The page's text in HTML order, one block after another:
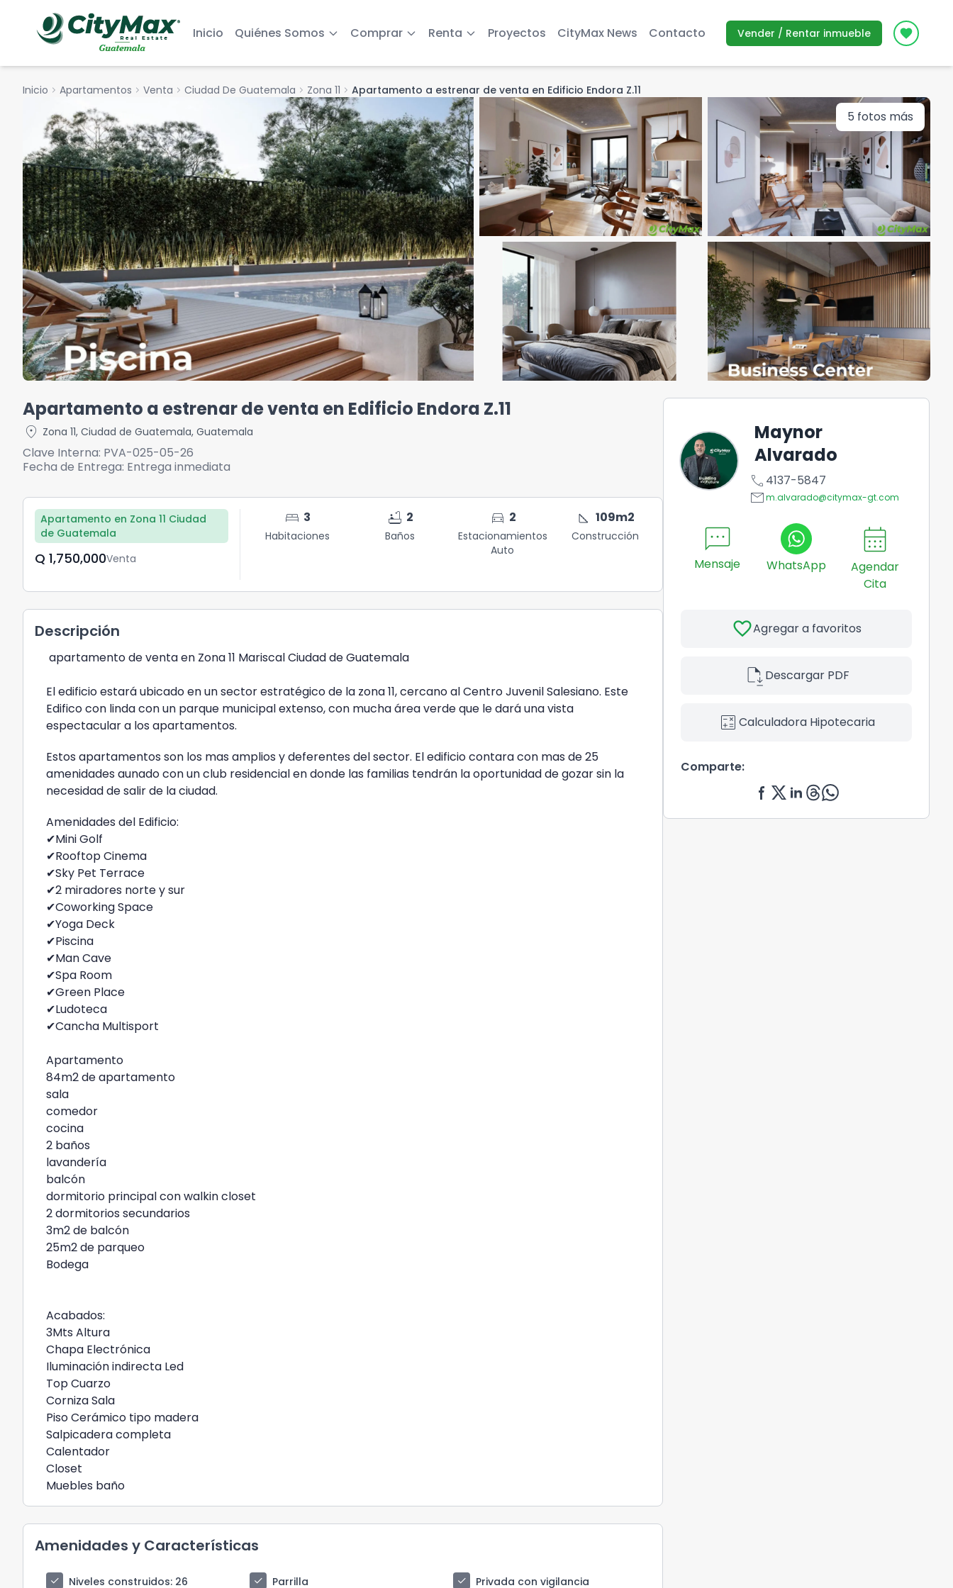
Inicio Quiénes Somos Comprar Renta Proyectos CityMax News Contacto Vender / Rentar inmueble Icon
Inicio chevron_right Apartamentos chevron_right Venta chevron_right Ciudad De Guatemala chevron_right Zona 11 chevron_right Apartamento a estrenar de venta en Edificio Endora Z.11
5 fotos más
Apartamento a estrenar de venta en Edificio Endora Z.11
location_on Zona 11, Ciudad de Guatemala, Guatemala
Clave Interna: PVA-025-05-26
Fecha de Entrega: Entrega inmediata
Apartamento en Zona 11 Ciudad
de Guatemala
Q	1,750,000Venta
bed 3
Habitaciones
bathtub 2
Baños
directions_car 2
Estacionamientos
Auto
square_foot 109m2
Construcción
Descripción
apartamento de venta en Zona 11 Mariscal Ciudad de Guatemala
El edificio estará ubicado en un sector estratégico de la zona 11, cercano al Centro Juvenil Salesiano. Este
Edifico con linda con un parque municipal extenso, con mucha área verde que le dará una vista
espectacular a los apartamentos.
Estos apartamentos son los mas amplios y deferentes del sector. El edificio contara con mas de 25
amenidades aunado con un club residencial en donde las familias tendrán la oportunidad de gozar sin la
necesidad de salir de la ciudad.
Amenidades del Edificio:
✔Mini Golf
✔Rooftop Cinema
✔Sky Pet Terrace
✔2 miradores norte y sur
✔Coworking Space
✔Yoga Deck
✔Piscina
✔Man Cave
✔Spa Room
✔Green Place
✔Ludoteca
✔Cancha Multisport
Apartamento
84m2 de apartamento
sala
comedor
cocina
2 baños
lavandería
balcón
dormitorio principal con walkin closet
2 dormitorios secundarios
3m2 de balcón
25m2 de parqueo
Bodega
Acabados:
3Mts Altura
Chapa Electrónica
Iluminación indirecta Led
Top Cuarzo
Corniza Sala
Piso Cerámico tipo madera
Salpicadera completa
Calentador
Closet
Muebles baño
Amenidades y Características
check Niveles construidos: 26 check Parrilla check Privada con vigilancia
Maynor
Alvarado
call 4137-5847
emailm.alvarado@citymax-gt.com
sms
Mensaje WhatsApp
calendar_month
Agendar
Cita
favoriteAgregar a favoritos
file_saveDescargar PDF
calculate Calculadora Hipotecaria
Comparte: